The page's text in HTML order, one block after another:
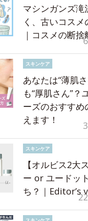
マシンガンズ滝
く、古いコスメ
｜コスメの断
スキンケア
あなたは“薄肌
も“厚肌さん”？
ーズのおすすめ
えます！
スキンケア
【オルビス2大
ー or ユードッ
ち？｜Editor’s